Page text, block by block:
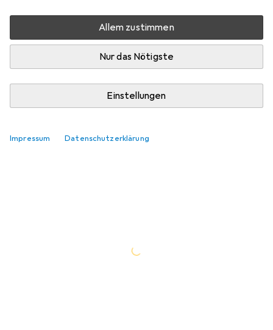
Allem zustimmen
Nur das Nötigste
Einstellungen
Impressum Datenschutzerklärung